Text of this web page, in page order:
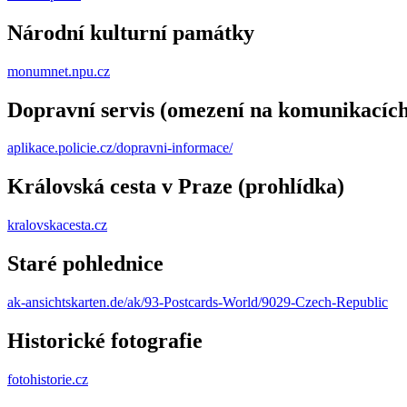
Národní kulturní památky
monumnet.npu.cz
Dopravní servis (omezení na
aplikace.policie.cz/dopravni-informace/
Královská cesta v Praze (prohlídka)
kralovskacesta.cz
Staré pohlednice
ak-ansichtskarten.de/ak/93-Postcards-World/9029-Czech-Republic
Historické fotografie
fotohistorie.cz